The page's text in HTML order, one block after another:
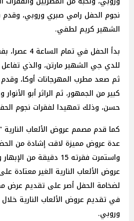
نجوم الحفل رامي صبري وروبي، وقدم
الشهير كريم لطفي.
بدأ الحفل في
للدي جي الشهير مارتن، والذي
ثم صعد مطرب المهرجانات أوكا،
كبير من الجمهور، ثم الراثر أبو
حسن، وذلك تمهيدا لفقرات نجوم
كما قدم مصمم عروض الألعاب النارية
عدة عروض مميزة لاقت إشادة من
واستمرت فقرته 15 دقيقة
عروض الألعاب النارية الغير معتادة
لضخامة الحفل أصر على تقديم عرض
في تقديم عروض الألعاب النارية
وروبي.